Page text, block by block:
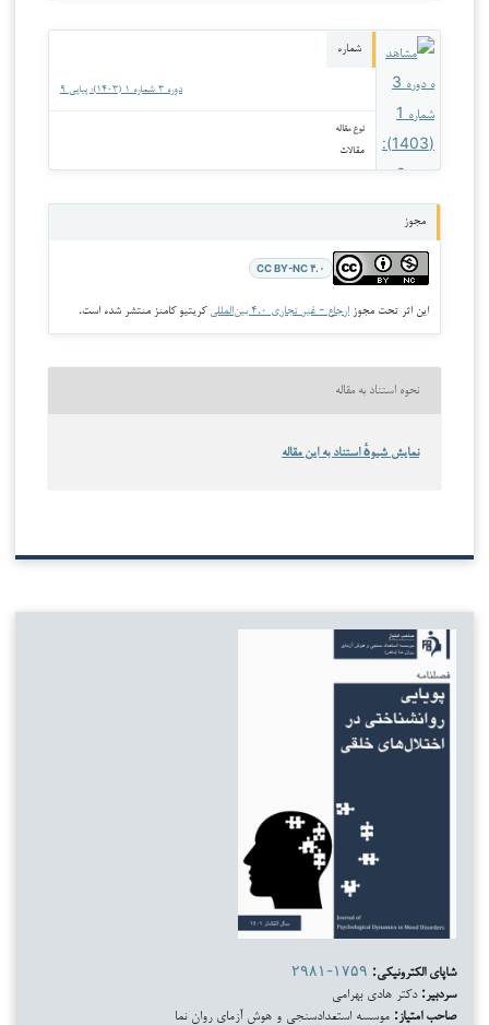
شماره
دوره ۳ شماره ۱ (۱۴۰۳): پیاپی ۹
نوع مقاله
مقالات
مجوز
CC BY-NC ۴.۰
این اثر تحت مجوز ارجاع - غیر تجاری ۴.۰ بین‌المللی کریتیو کامنز منتشر شده است.
نحوه استناد به مقاله
نمایش شیوهٔ استناد به این مقاله
شاپای الکترونیکی: ۲۹۸۱-۱۷۵۹
سردبیر: دکتر هادی بهرامی
صاحب امتیاز: موسسه استعدادسنجی و هوش آزمای روان نما